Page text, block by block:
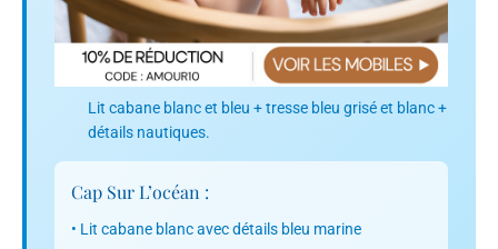
Lit cabane blanc et bleu + tresse bleu grisé et blanc +
détails nautiques.
Cap Sur L’océan :
• Lit cabane blanc avec détails bleu marine